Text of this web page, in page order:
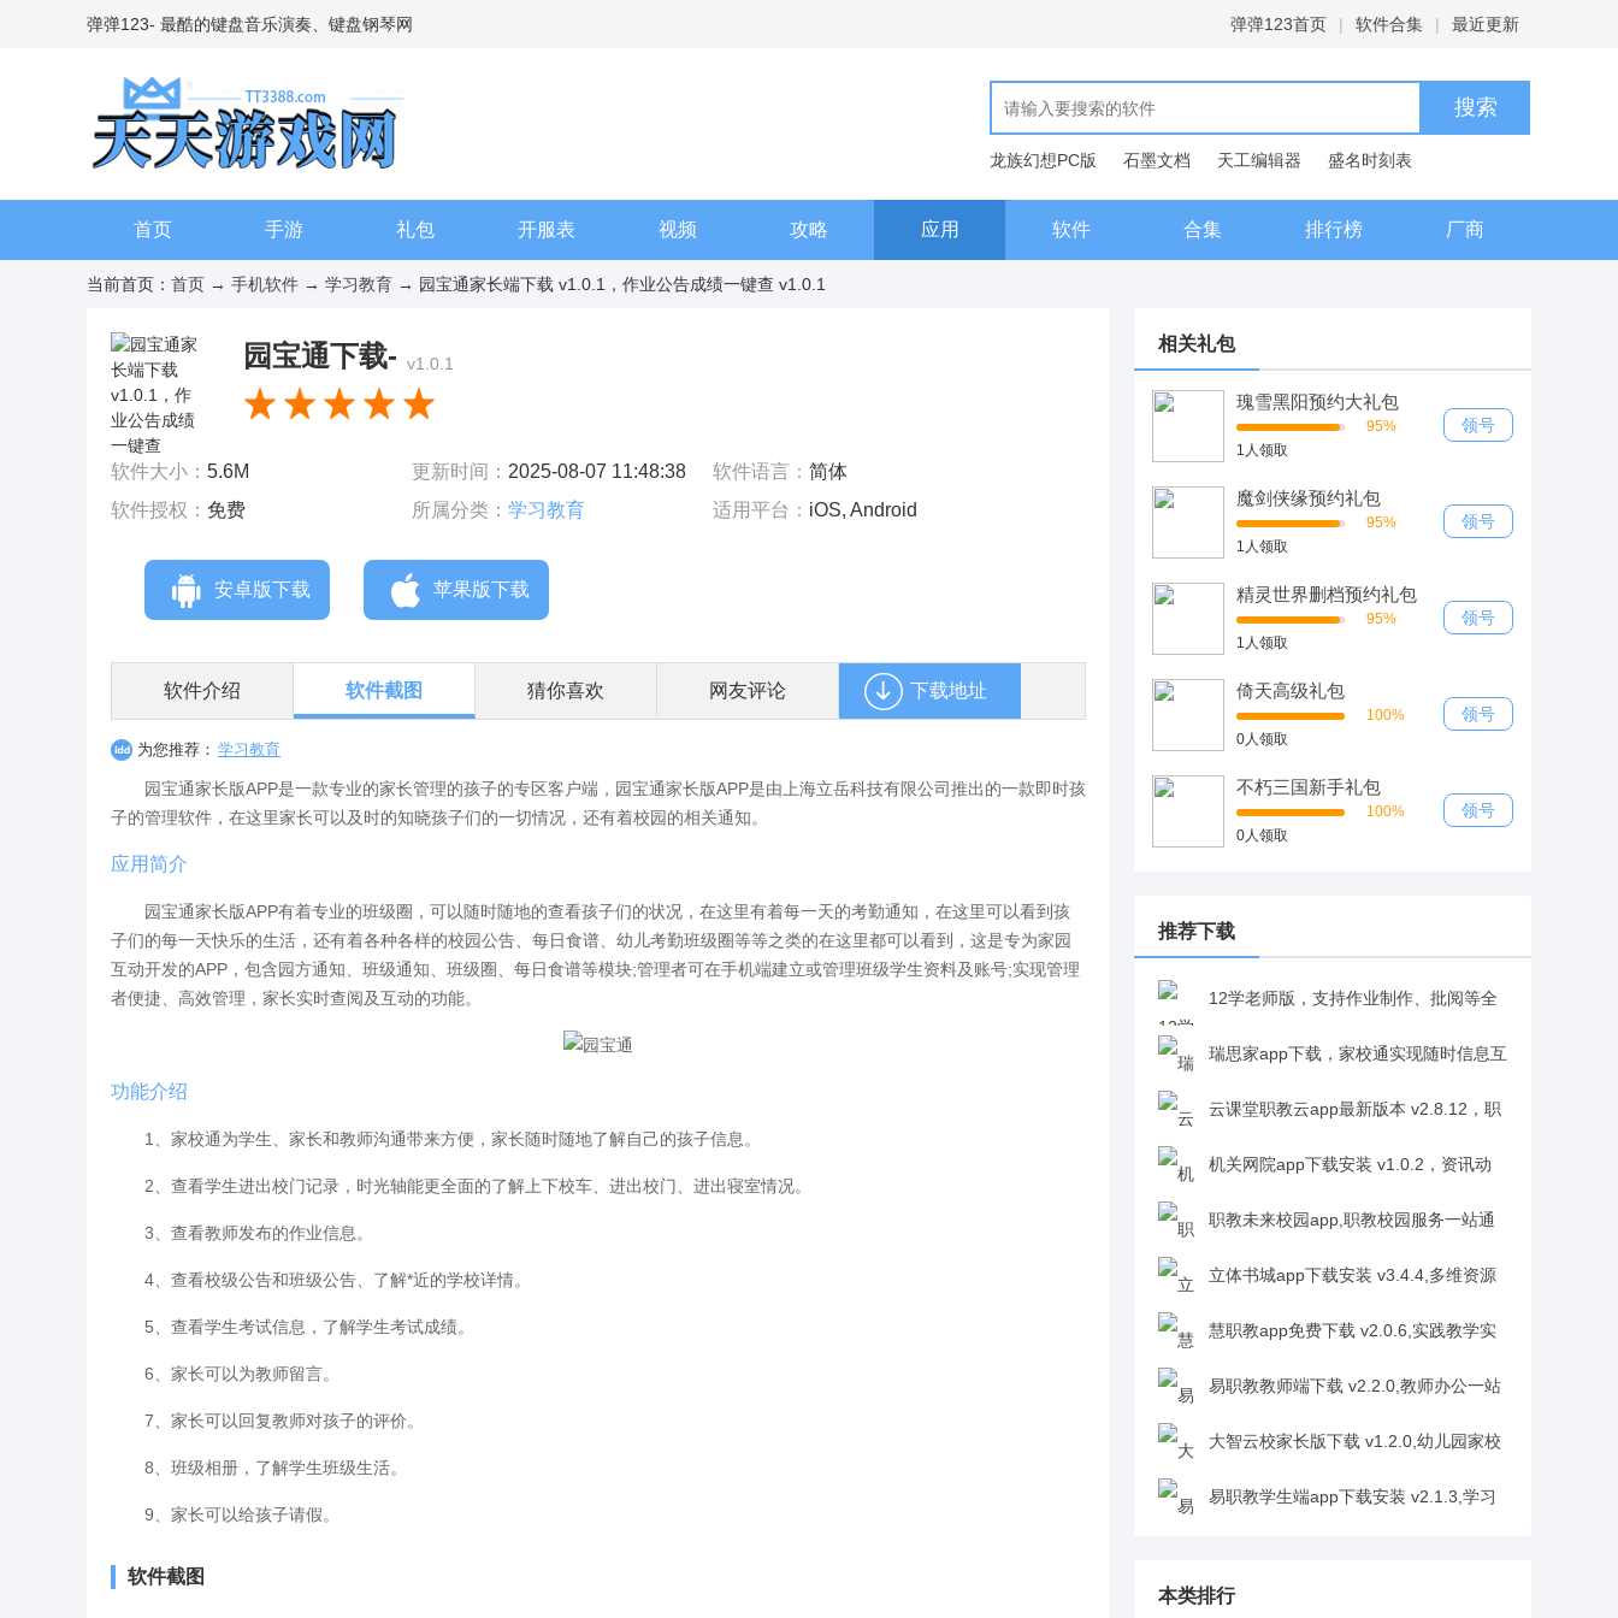
弹弹123- 最酷的键盘音乐演奏、键盘钢琴网 弹弹123首页 | 软件合集 | 最近更新
龙族幻想PC版 石墨文档 天工编辑器
盛名时刻表
现代汉语词典
首页 手游 礼包 开服表 视频 攻略 应用 软件 合集 排行榜 厂商
当前首页： 首页 → 手机软件 → 学习教育 → 园宝通家长端下载 v1.0.1，作业公告成绩一键查 v1.0.1
园宝通下载- v1.0.1
软件大小： 5.6M 更新时间： 2025-08-07 11:48:38 软件语言： 简体
软件授权： 免费 所属分类： 学习教育 适用平台： iOS, Android
安卓版下载 苹果版下载
软件介绍 软件截图 猜你喜欢 网友评论 下载地址
为您推荐： 学习教育
园宝通家长版APP是一款专业的家长管理的孩子的专区客户端，园宝通家长版APP是由上海立岳科技有限公司推出的一款即时孩
子的管理软件，在这里家长可以及时的知晓孩子们的一切情况，还有着校园的相关通知。
应用简介
园宝通家长版APP有着专业的班级圈，可以随时随地的查看孩子们的状况，在这里有着每一天的考勤通知，在这里可以看到孩
子们的每一天快乐的生活，还有着各种各样的校园公告、每日食谱、幼儿考勤班级圈等等之类的在这里都可以看到，这是专为家园
互动开发的APP，包含园方通知、班级通知、班级圈、每日食谱等模块;管理者可在手机端建立或管理班级学生资料及账号;实现管理
者便捷、高效管理，家长实时查阅及互动的功能。
功能介绍
1、家校通为学生、家长和教师沟通带来方便，家长随时随地了解自己的孩子信息。
2、查看学生进出校门记录，时光轴能更全面的了解上下校车、进出校门、进出寝室情况。
3、查看教师发布的作业信息。
4、查看校级公告和班级公告、了解*近的学校详情。
5、查看学生考试信息，了解学生考试成绩。
6、家长可以为教师留言。
7、家长可以回复教师对孩子的评价。
8、班级相册，了解学生班级生活。
9、家长可以给孩子请假。
软件截图
相关礼包
瑰雪黑阳预约大礼包
95%
1人领取
领号
魔剑侠缘预约礼包
95%
1人领取
领号
精灵世界删档预约礼包
95%
1人领取
领号
倚天高级礼包
100%
0人领取
领号
不朽三国新手礼包
100%
0人领取
领号
推荐下载
12学老师版，支持作业制作、批阅等全
流程操作v8.0.1
瑞思家app下载，家校通实现随时信息互
通v2.2.4云课堂职教云app最新版本 v2.8.12，职
教学习资源超丰富v2.8.12
机关网院app下载安装 v1.0.2，资讯动
态及时掌v1.0.2
职教未来校园app,职教校园服务一站通
v2.0.6 立体书城app下载安装 v3.4.4,多维资源
全覆盖v3.4.4慧职教app免费下载 v2.0.6,实践教学实
时管v2.0.6易职教教师端下载 v2.2.0,教师办公一站
通v2.2.0大智云校家长版下载 v1.2.0,幼儿园家校
沟通神器v1.2.0
易职教学生端app下载安装 v2.1.3,学习
本类排行